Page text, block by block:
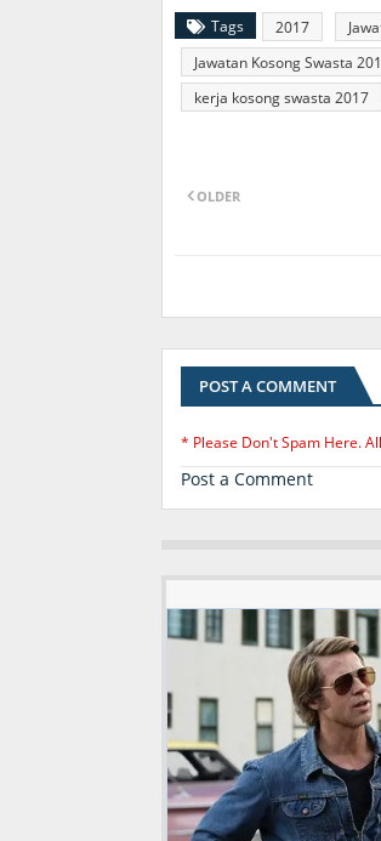
Tags 2017
Jawatan Kosong Swasta
kerja kosong swasta 2017
OLDER
POST A COMMENT
* Please Don't Spam Here.
Post a Comment